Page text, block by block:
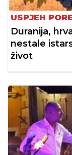
USPJEH
Duranija,
nestale
život